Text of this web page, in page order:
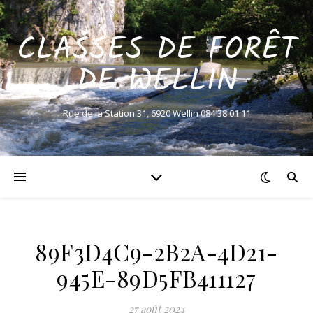
CLASSES DE FORÊT
DE WELLIN
Rue de la Station 31, 6920 Wellin 084 38 01 11
89F3D4C9-2B2A-4D21-
945E-89D5FB411127
27 août 2024